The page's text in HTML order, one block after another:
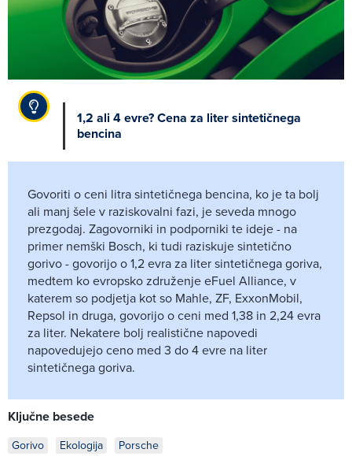
1,2 ali 4 evre? Cena za liter sintetičnega
bencina
Govoriti o ceni litra sintetičnega bencina, ko je ta bolj
ali manj šele v raziskovalni fazi, je seveda mnogo
prezgodaj. Zagovorniki in podporniki te ideje - na
primer nemški Bosch, ki tudi raziskuje sintetično
gorivo - govorijo o 1,2 evra za liter sintetičnega goriva,
medtem ko evropsko združenje eFuel Alliance, v
katerem so podjetja kot so Mahle, ZF, ExxonMobil,
Repsol in druga, govorijo o ceni med 1,38 in 2,24 evra
za liter. Nekatere bolj realistične napovedi
napovedujejo ceno med 3 do 4 evre na liter
sintetičnega goriva.
Ključne besede
Gorivo Ekologija Porsche